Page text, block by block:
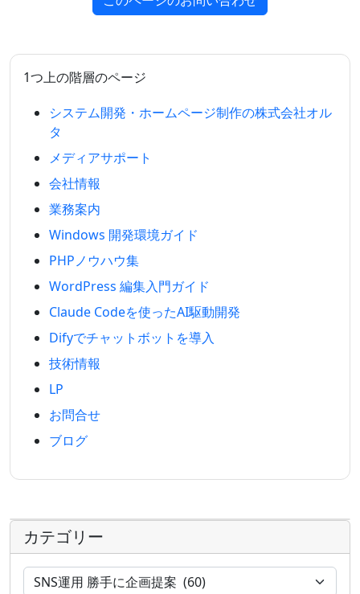
1つ上の階層のページ
システム開発・ホームページ制作の株式会社オル
タ
メディアサポート
会社情報
業務案内
Windows 開発環境ガイド
PHPノウハウ集
WordPress 編集入門ガイド
Claude Codeを使ったAI駆動開発
Difyでチャットボットを導入
技術情報
LP
お問合せ
ブログ
カテゴリー